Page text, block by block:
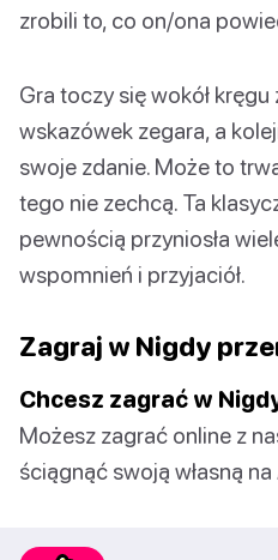
zrobili to, co on/ona
Gra toczy się wokół
wskazówek zegara, a
swoje zdanie. Może to
tego nie zechcą. Ta
pewnością przyniosła
wspomnień i przyjaciół.
Zagraj w Nigdy
Chcesz zagrać w
Możesz zagrać online z
ściągnąć swoją własną